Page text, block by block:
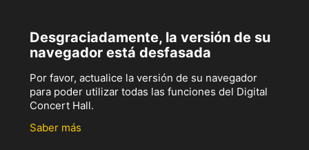
Desgraciadamente, la versión de su
navegador está desfasada
Por favor, actualice la versión de su navegador
para poder utilizar todas las funciones del Digital
Concert Hall.
Saber más